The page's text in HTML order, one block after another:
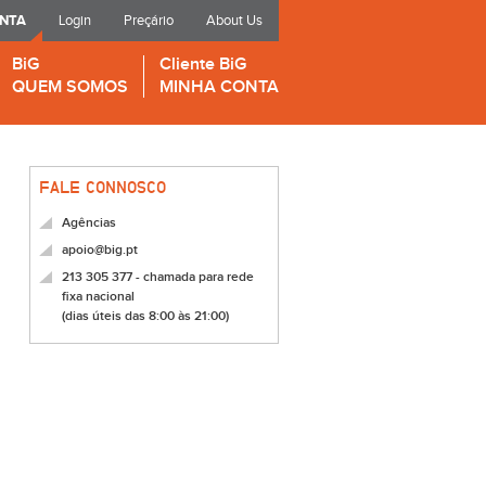
Login Preçário About Us
BiG
QUEM SOMOS
Cliente BiG
MINHA CONTA
FALE CONNOSCO
Agências
apoio@big.pt
213 305 377 - chamada para rede
fixa nacional
(dias úteis das 8:00 às 21:00)